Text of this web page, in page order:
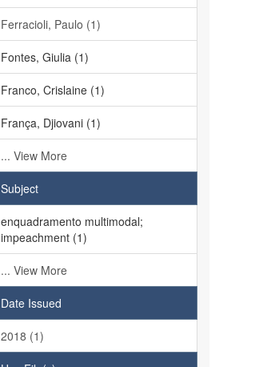
Ferracioli, Paulo (1)
Fontes, Giulia (1)
Franco, Crislaine (1)
França, Djiovani (1)
... View More
Subject
enquadramento multimodal;
impeachment (1)
... View More
Date Issued
2018 (1)